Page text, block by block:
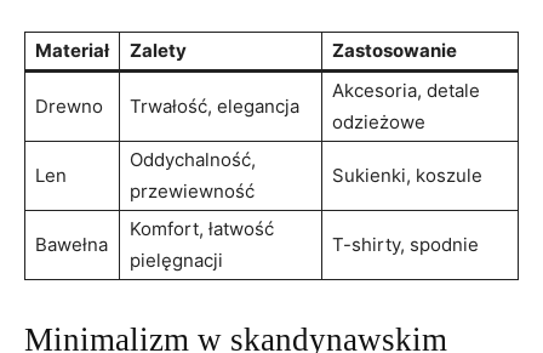
Materiał Zalety Zastosowanie
Drewno Trwałość, elegancja
Akcesoria, detale
odzieżowe
Len
Oddychalność,
przewiewność
Sukienki, koszule
Bawełna
Komfort, łatwość
pielęgnacji
T-shirty, spodnie
Minimalizm w skandynawskim